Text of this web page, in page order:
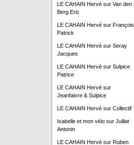
LE CAHAIN Hervésur Van den
Berg Eric
LE CAHAIN Hervésur François
Patrick
LE CAHAIN Hervésur Seray
Jacques
LE CAHAIN Hervésur Sulpice
Patrice
LE CAHAIN Hervésur
Jeanfaivre & Sulpice
LE CAHAIN Hervésur Collectif
Isabelle et mon vélosur Juillat
Antonin
LE CAHAIN Hervésur Ruben